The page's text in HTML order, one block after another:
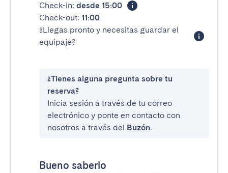
Check-in: desde 15:00
Check-out: 11:00
¿Llegas pronto y necesitas guardar el
equipaje?
¿Tienes alguna pregunta sobre tu
reserva?
Inicia sesión a través de tu correo
electrónico y ponte en contacto con
nosotros a través del Buzón.
Bueno saberlo